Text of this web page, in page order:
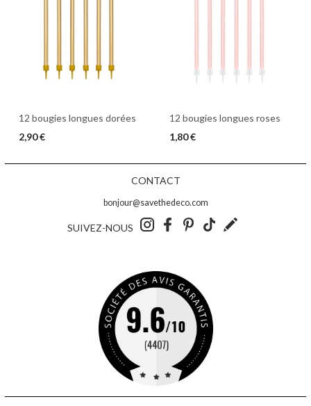
12 bougies longues dorées
2,90 €
12 bougies longues roses
1,80 €
CONTACT
bonjour@savethedeco.com
SUIVEZ-NOUS